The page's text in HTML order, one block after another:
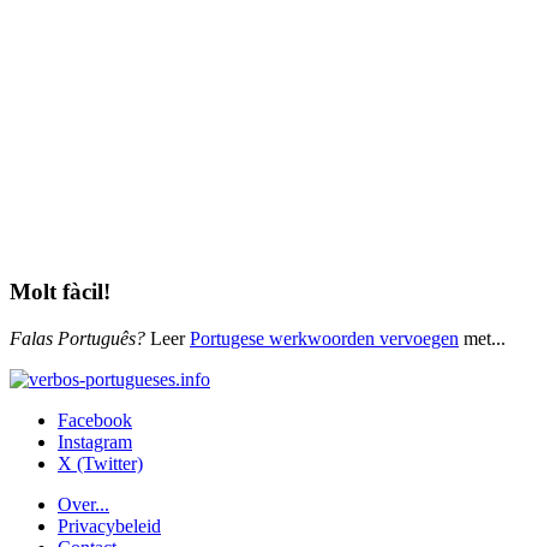
Molt fàcil!
Falas Português? LeerPortugese werkwoorden vervoegen met...
Facebook
Instagram
X (Twitter)
Over...
Privacybeleid